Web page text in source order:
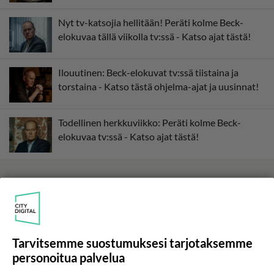
Nyt tv-katsojia hellitään! Peräti kolme Beck-
elokuvaa tällä viikolla tv:ssä - Katso ajat tästä!
Ilouutinen: Beck-elokuvat tv:ssä tiistaina ja
torstaina - Katso tästä ohjelma-ajat ja uusinnat!
Todellinen herkkuviikko: Peräti kolme Beck-
elokuvaa tv:ssä - Katso ajat tästä!
Tarvitsemme suostumuksesi tarjotaksemme
personoitua palvelua